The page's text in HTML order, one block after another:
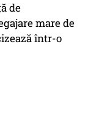
de
mare de
într-o